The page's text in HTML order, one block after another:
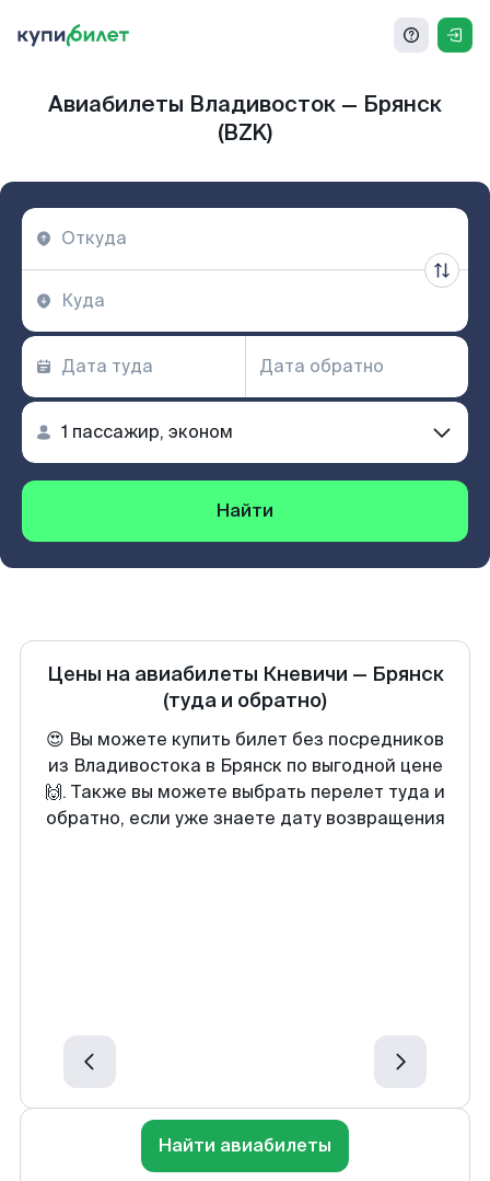
Авиабилеты Владивосток — Брянск
(BZK)
Найти
Цены на авиабилеты Кневичи — Брянск
(туда и обратно)
😍 Вы можете купить билет без посредников
из Владивостока в Брянск по выгодной цене
🙌. Также вы можете выбрать перелет туда и
обратно, если уже знаете дату возвращения
Найти авиабилеты